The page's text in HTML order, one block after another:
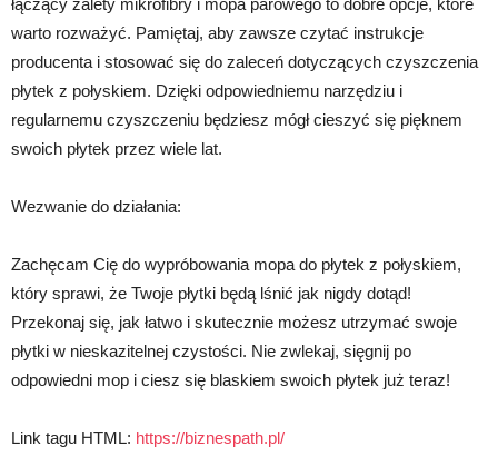
łączący zalety mikrofibry i mopa parowego to dobre opcje, które
warto rozważyć. Pamiętaj, aby zawsze czytać instrukcje
producenta i stosować się do zaleceń dotyczących czyszczenia
płytek z połyskiem. Dzięki odpowiedniemu narzędziu i
regularnemu czyszczeniu będziesz mógł cieszyć się pięknem
swoich płytek przez wiele lat.
Wezwanie do działania:
Zachęcam Cię do wypróbowania mopa do płytek z połyskiem,
który sprawi, że Twoje płytki będą lśnić jak nigdy dotąd!
Przekonaj się, jak łatwo i skutecznie możesz utrzymać swoje
płytki w nieskazitelnej czystości. Nie zwlekaj, sięgnij po
odpowiedni mop i ciesz się blaskiem swoich płytek już teraz!
Link tagu HTML: https://biznespath.pl/